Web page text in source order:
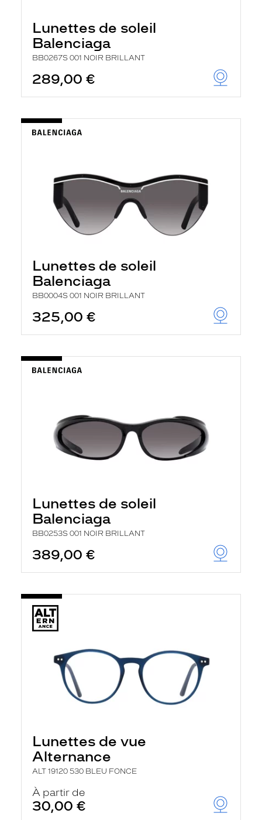
Lunettes de soleil
Balenciaga
BB0267S 001 NOIR BRILLANT
289,00 €
Lunettes de soleil
Balenciaga
BB0004S 001 NOIR BRILLANT
325,00 €
Lunettes de soleil
Balenciaga
BB0253S 001 NOIR BRILLANT
389,00 €
Lunettes de vue
Alternance
ALT 19120 530 BLEU FONCE
À partir de
30,00 €